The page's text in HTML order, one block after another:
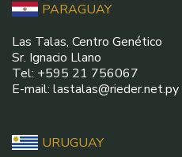
PARAGUAY
Las Talas, Centro Genético
Sr. Ignacio Llano
Tel: +595 21 756067
E-mail: lastalas@rieder.net.py
URUGUAY